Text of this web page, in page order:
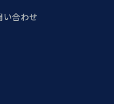
合わせ